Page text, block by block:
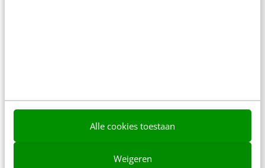
Alle cookies toestaan
Weigeren